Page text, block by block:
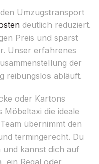
Umzugstransport
deutlich reduziert.
Preis und sparst
Unser erfahrenes
der
reibungslos abläuft.
oder Kartons
die ideale
übernimmt den
termingerecht. Du
und kannst dich auf
ein Regal oder